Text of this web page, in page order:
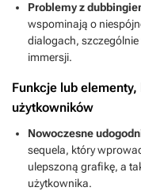
Problemy z
wspominają o
dialogach,
immersji.
Funkcje lub
użytkowników
Nowoczesne
sequela, który
ulepszoną grafikę, a
użytkownika.